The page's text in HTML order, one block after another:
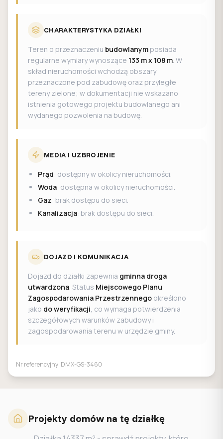
CHARAKTERYSTYKA DZIAŁKI
Teren o przeznaczeniu budowlanym posiada
regularne wymiary wynoszące 133 m x 108 m. W
skład nieruchomości wchodzą obszary
przeznaczone pod zabudowę oraz przyległe
tereny zielone; w dokumentacji nie wskazano
istnienia gotowego projektu budowlanego ani
wydanego pozwolenia na budowę.
MEDIA I UZBROJENIE
Prąd: dostępny w okolicy nieruchomości.
Woda: dostępna w okolicy nieruchomości.
Gaz: brak dostępu do sieci.
Kanalizacja: brak dostępu do sieci.
DOJAZD I KOMUNIKACJA
Dojazd do działki zapewnia gminna droga
utwardzona. Status Miejscowego Planu
Zagospodarowania Przestrzennego określono
jako do weryfikacji, co wymaga potwierdzenia
szczegółowych warunków zabudowy i
zagospodarowania terenu w urzędzie gminy.
Nr referencyjny: DMX-GS-3460
Projekty domów na tę działkę